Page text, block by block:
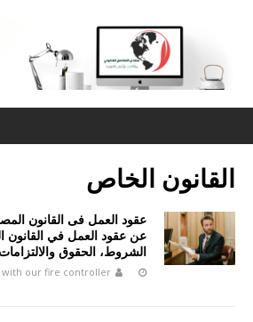
القانون الخاص
عقود العمل فى القانون
عن عقود العمل في القانون
الشروط، الحقوق
with our fire controller